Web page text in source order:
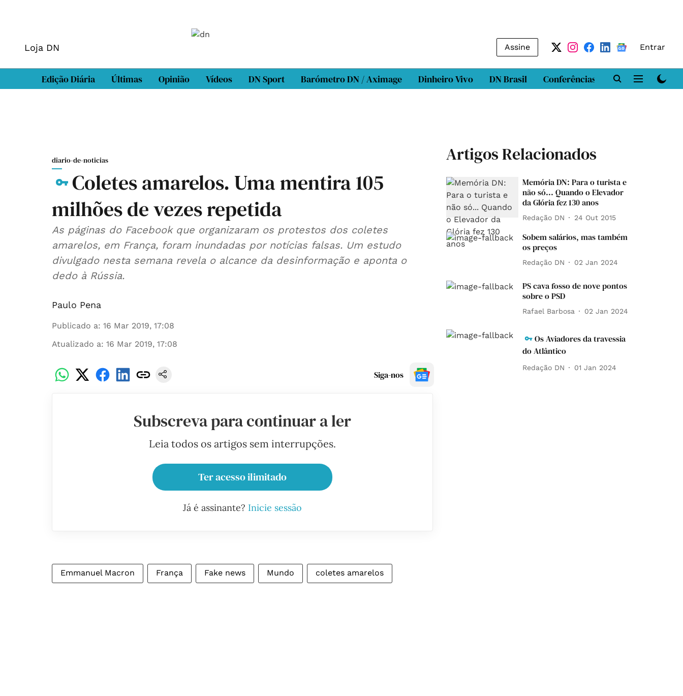
Loja DN Assine Entrar
Edição Diária Últimas Opinião Vídeos DN Sport Barómetro DN / Aximage Dinheiro Vivo DN Brasil Conferências DN LAB
diario-de-noticias
Coletes amarelos. Uma mentira 105
milhões de vezes repetida
As páginas do Facebook que organizaram os protestos dos coletes
amarelos, em França, foram inundadas por notícias falsas. Um estudo
divulgado nesta semana revela o alcance da desinformação e aponta o
dedo à Rússia.
Paulo Pena
Publicado a: 16 Mar 2019, 17:08
Atualizado a: 16 Mar 2019, 17:08
Siga-nos
Subscreva para continuar a ler
Leia todos os artigos sem interrupções.
Ter acesso ilimitado
Já é assinante? Inicie sessão
Emmanuel Macron França Fake news Mundo coletes amarelos
Artigos Relacionados
Memória DN: Para o turista e
não só... Quando o Elevador
da Glória fez 130 anos
Redação DN 24 Out 2015
Sobem salários, mas também
os preços
Redação DN 02 Jan 2024
PS cava fosso de nove pontos
sobre o PSD
Rafael Barbosa 02 Jan 2024
Os Aviadores da travessia
do Atlântico
Redação DN 01 Jan 2024